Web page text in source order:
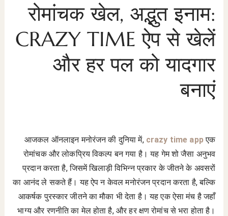
रोमांचक खेल, अद्भुत इनाम:
CRAZY TIME ऐप से खेलें
और हर पल को यादगार
बनाएं
आजकल ऑनलाइन मनोरंजन की दुनिया में, crazy time appएक
रोमांचक और लोकप्रिय विकल्प बन गया है। यह गेम शो जैसा अनुभव
प्रदान करता है, जिसमें खिलाड़ी विभिन्न प्रकार के जीतने के अवसरों
का आनंद ले सकते हैं। यह ऐप न केवल मनोरंजन प्रदान करता है, बल्कि
आकर्षक पुरस्कार जीतने का मौका भी देता है। यह एक ऐसा मंच है जहाँ
भाग्य और रणनीति का मेल होता है, और हर क्षण रोमांच से भरा होता है।